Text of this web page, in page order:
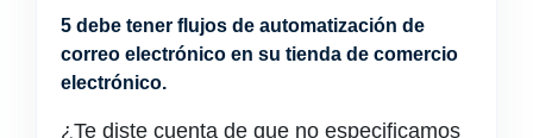
5 debe tener flujos de automatización de
correo electrónico en su tienda de comercio
electrónico.
¿Te diste cuenta de que no especificamos